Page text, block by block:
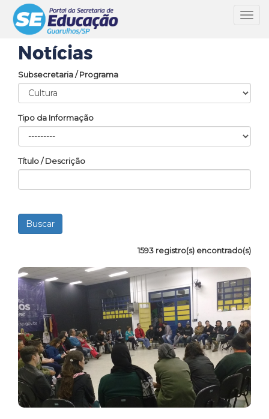
Notícias
Subsecretaria / Programa
Tipo da Informação
Título / Descrição
1593 registro(s) encontrado(s)